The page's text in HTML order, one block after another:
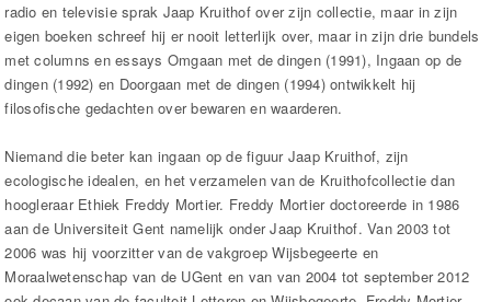
radio en televisie sprak Jaap Kruithof over zijn collectie, maar in zijn
eigen boeken schreef hij er nooit letterlijk over, maar in zijn drie bundels
met columns en essays Omgaan met de dingen (1991), Ingaan op de
dingen (1992) en Doorgaan met de dingen (1994) ontwikkelt hij
filosofische gedachten over bewaren en waarderen.
Niemand die beter kan ingaan op de figuur Jaap Kruithof, zijn
ecologische idealen, en het verzamelen van de Kruithofcollectie dan
hoogleraar Ethiek Freddy Mortier. Freddy Mortier doctoreerde in 1986
aan de Universiteit Gent namelijk onder Jaap Kruithof. Van 2003 tot
2006 was hij voorzitter van de vakgroep Wijsbegeerte en
Moraalwetenschap van de UGent en van van 2004 tot september 2012